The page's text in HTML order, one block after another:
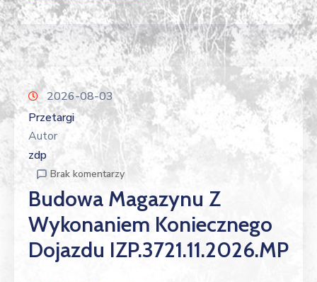
2026-08-03
Przetargi
Autor
zdp
Brak komentarzy
Budowa Magazynu Z
Wykonaniem Koniecznego
Dojazdu IZP.3721.11.2026.MP